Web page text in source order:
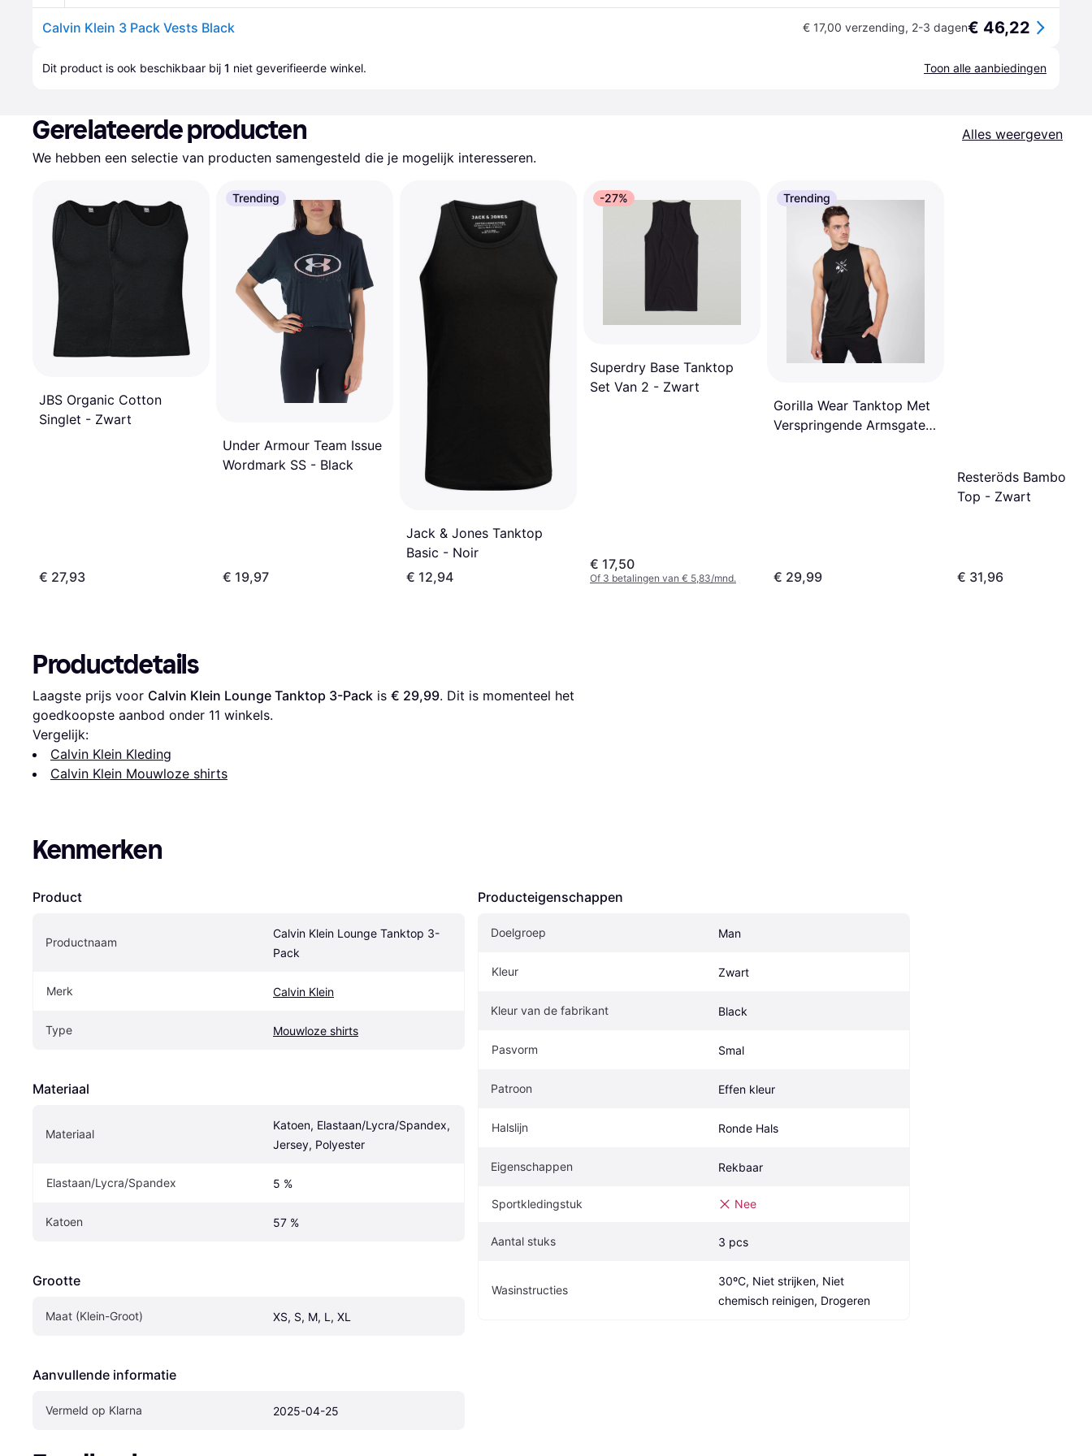
Calvin Klein 3 Pack Vests Black € 17,00 verzending, 2-3 dagen€ 46,22
Dit product is ook beschikbaar bij 1 niet geverifieerde winkel. Toon alle aanbiedingen
Gerelateerde producten
Alles weergeven
We hebben een selectie van producten samengesteld die je mogelijk interesseren.
JBS Organic Cotton
Singlet - Zwart
€ 27,93
Trending
Under Armour Team Issue
Wordmark SS - Black
€ 19,97
Jack & Jones Tanktop
Basic - Noir
€ 12,94
-27%
Superdry Base Tanktop
Set Van 2 - Zwart
€ 17,50
Of 3 betalingen van € 5,83/mnd.
Trending
Gorilla Wear Tanktop Met
Verspringende Armsgaten
€ 29,99
Resteröds Bamboo
Top - Zwart
€ 31,96
Productdetails
Laagste prijs voor Calvin Klein Lounge Tanktop 3-Pack is € 29,99. Dit is momenteel het
goedkoopste aanbod onder 11 winkels.
Vergelijk:
Calvin Klein Kleding
Calvin Klein Mouwloze shirts
Kenmerken
Product
Productnaam
Calvin Klein Lounge Tanktop 3-
Pack
Merk Calvin Klein
Type Mouwloze shirts
Materiaal
Materiaal
Katoen, Elastaan/Lycra/Spandex,
Jersey, Polyester
Elastaan/Lycra/Spandex 5 %
Katoen 57 %
Grootte
Maat (Klein-Groot) XS, S, M, L, XL
Aanvullende informatie
Vermeld op Klarna 2025-04-25
Producteigenschappen
Doelgroep Man
Kleur Zwart
Kleur van de fabrikant Black
Pasvorm Smal
Patroon Effen kleur
Halslijn Ronde Hals
Eigenschappen Rekbaar
Sportkledingstuk Nee
Aantal stuks 3 pcs
Wasinstructies
30ºC, Niet strijken, Niet
chemisch reinigen, Drogeren